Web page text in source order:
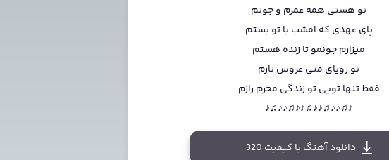
تو هستی همه عمرم و جونم
پای عهدی که امشب با تو بستم
میزارم جونمو تا زنده هستم
تو رویای منی عروس نازم
فقط تنها تویی تو زندگی محرم رازم
♪♫♪♪♫♪♪♫♪♪♫♪♪♫♪
دانلود آهنگ با کیفیت 320